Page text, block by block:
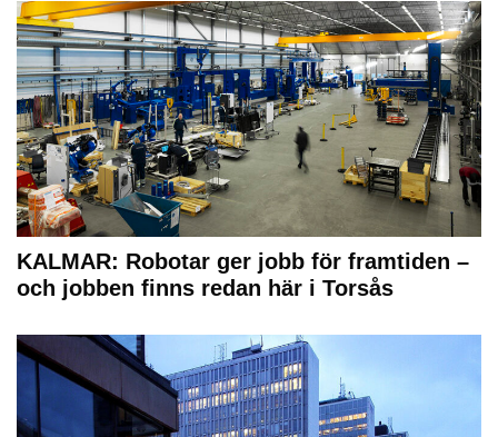
KALMAR: Robotar ger jobb för framtiden –
och jobben finns redan här i Torsås